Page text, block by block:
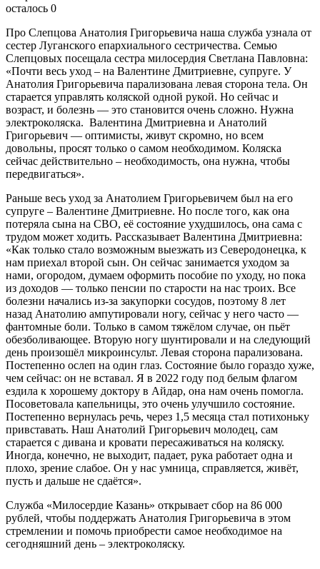
осталось 0
Про Слепцова Анатолия Григорьевича наша служба узнала от
сестер Луганского епархиального сестричества. Семью
Слепцовых посещала сестра милосердия Светлана Павловна:
«Почти весь уход – на Валентине Дмитриевне, супруге. У
Анатолия Григорьевича парализована левая сторона тела. Он
старается управлять коляской одной рукой. Но сейчас и
возраст, и болезнь — это становится очень сложно. Нужна
электроколяска. Валентина Дмитриевна и Анатолий
Григорьевич — оптимисты, живут скромно, но всем
довольны, просят только о самом необходимом. Коляска
сейчас действительно – необходимость, она нужна, чтобы
передвигаться».
Раньше весь уход за Анатолием Григорьевичем был на его
супруге – Валентине Дмитриевне. Но после того, как она
потеряла сына на СВО, её состояние ухудшилось, она сама с
трудом может ходить. Рассказывает Валентина Дмитриевна:
«Как только стало возможным выезжать из Северодонецка, к
нам приехал второй сын. Он сейчас занимается уходом за
нами, огородом, думаем оформить пособие по уходу, но пока
из доходов — только пенсии по старости на нас троих. Все
болезни начались из-за закупорки сосудов, поэтому 8 лет
назад Анатолию ампутировали ногу, сейчас у него часто —
фантомные боли. Только в самом тяжёлом случае, он пьёт
обезболивающее. Вторую ногу шунтировали и на следующий
день произошёл микроинсульт. Левая сторона парализована.
Постепенно ослеп на один глаз. Состояние было гораздо хуже,
чем сейчас: он не вставал. Я в 2022 году под белым флагом
ездила к хорошему доктору в Айдар, она нам очень помогла.
Посоветовала капельницы, это очень улучшило состояние.
Постепенно вернулась речь, через 1,5 месяца стал потихоньку
привставать. Наш Анатолий Григорьевич молодец, сам
старается с дивана и кровати пересаживаться на коляску.
Иногда, конечно, не выходит, падает, рука работает одна и
плохо, зрение слабое. Он у нас умница, справляется, живёт,
пусть и дальше не сдаётся».
Служба «Милосердие Казань» открывает сбор на 86 000
рублей, чтобы поддержать Анатолия Григорьевича в этом
стремлении и помочь приобрести самое необходимое на
сегодняшний день – электроколяску.